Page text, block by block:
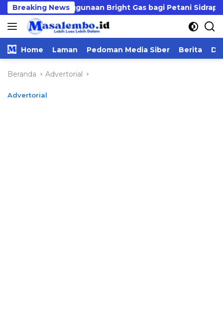
Langsung
ke
konten
Breaking News
Penggunaan Bright Gas bagi Petani Sidrap sebagai
Home Laman Pedoman Media Siber Berita
Beranda Advertorial
Advertorial